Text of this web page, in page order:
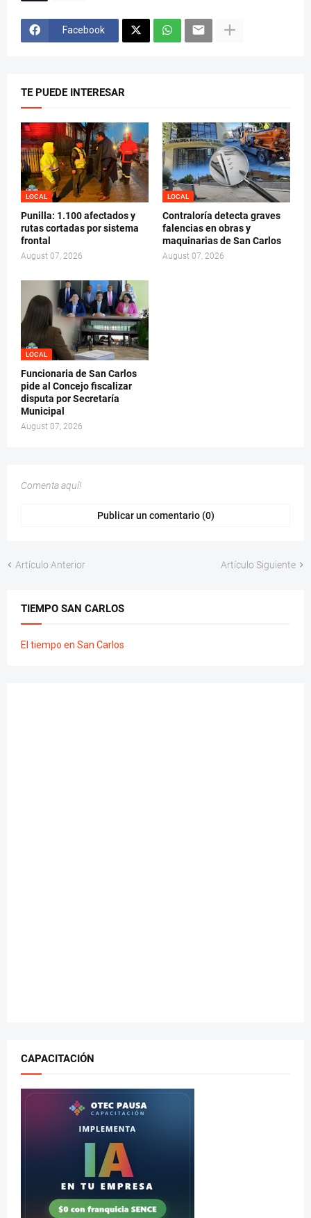
Facebook
TE PUEDE INTERESAR
LOCAL
Punilla: 1.100 afectados y
rutas cortadas por sistema
frontal
August 07, 2026
LOCAL
Contraloría detecta graves
falencias en obras y
maquinarias de San Carlos
August 07, 2026
LOCAL
Funcionaria de San Carlos
pide al Concejo fiscalizar
disputa por Secretaría
Municipal
August 07, 2026
Comenta aquí!
Publicar un comentario (0)
Artículo Anterior Artículo Siguiente
TIEMPO SAN CARLOS
El tiempo en San Carlos
CAPACITACIÓN